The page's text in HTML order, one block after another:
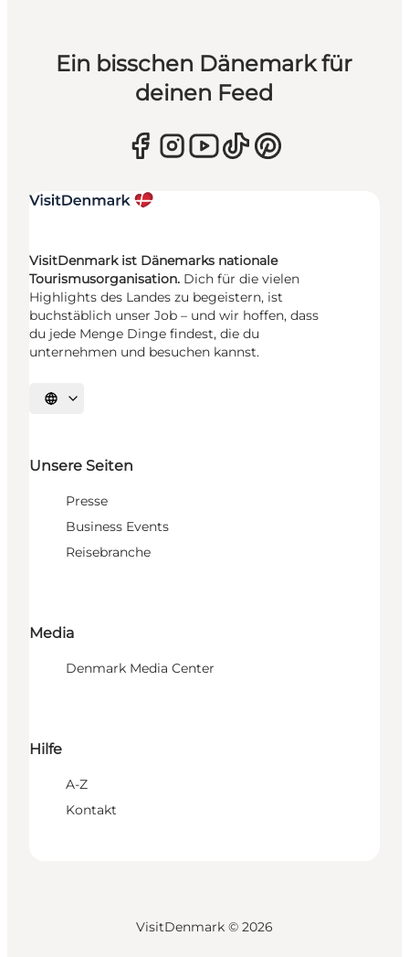
Ein bisschen Dänemark für
deinen Feed
VisitDenmark ist Dänemarks nationale
Tourismusorganisation. Dich für die vielen
Highlights des Landes zu begeistern, ist
buchstäblich unser Job – und wir hoffen, dass
du jede Menge Dinge findest, die du
unternehmen und besuchen kannst.
Sprache auswählen
Unsere Seiten
Presse
Business Events
Reisebranche
Media
Denmark Media Center
Hilfe
A-Z
Kontakt
VisitDenmark © 2026